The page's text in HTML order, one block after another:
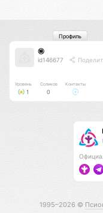
㊙️
id146677
Уровень
1
Соликов
0
Контакты
Профиль
1995–2026 ©